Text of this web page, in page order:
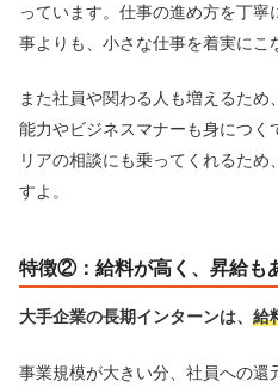
っています。仕事の進め方を丁
事よりも、小さな仕事を着実にこ
また社員や関わる人も増えるた
能力やビジネスマナーも身につく
リアの相談にも乗ってくれるため
すよ。
特徴②：給料が高く、昇給も
大手企業の長期インターンは、 給
事業規模が大きい分、社員への還